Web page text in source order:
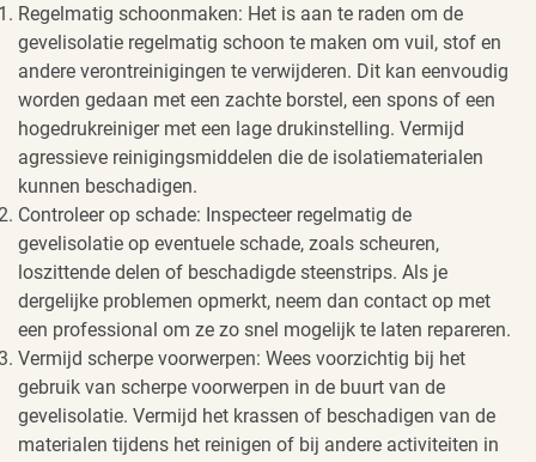
Regelmatig schoonmaken: Het is aan te raden om de
gevelisolatie regelmatig schoon te maken om vuil, stof en
andere verontreinigingen te verwijderen. Dit kan eenvoudig
worden gedaan met een zachte borstel, een spons of een
hogedrukreiniger met een lage drukinstelling. Vermijd
agressieve reinigingsmiddelen die de isolatiematerialen
kunnen beschadigen.
Controleer op schade: Inspecteer regelmatig de
gevelisolatie op eventuele schade, zoals scheuren,
loszittende delen of beschadigde steenstrips. Als je
dergelijke problemen opmerkt, neem dan contact op met
een professional om ze zo snel mogelijk te laten repareren.
Vermijd scherpe voorwerpen: Wees voorzichtig bij het
gebruik van scherpe voorwerpen in de buurt van de
gevelisolatie. Vermijd het krassen of beschadigen van de
materialen tijdens het reinigen of bij andere activiteiten in